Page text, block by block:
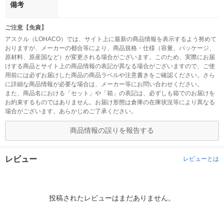
備考
ご注意【免責】
アスクル（LOHACO）では、サイト上に最新の商品情報を表示するよう努めて
おりますが、メーカーの都合等により、商品規格・仕様（容量、パッケージ、
原材料、原産国など）が変更される場合がございます。このため、実際にお届
けする商品とサイト上の商品情報の表記が異なる場合がございますので、ご使
用前には必ずお届けした商品の商品ラベルや注意書きをご確認ください。さら
に詳細な商品情報が必要な場合は、メーカー等にお問い合わせください。
また、商品名における「セット」や「箱」の表記は、必ずしも箱でのお届けを
お約束するものではありません。お届け形態は倉庫の在庫状況等により異なる
場合がございます。あらかじめご了承ください。
商品情報の誤りを報告する
レビュー レビューとは
投稿されたレビューはまだありません。